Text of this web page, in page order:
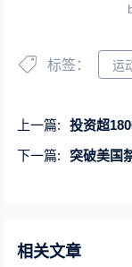
标签： 运
上一篇:
投资超1800
下一篇:
突破美国
相关文章